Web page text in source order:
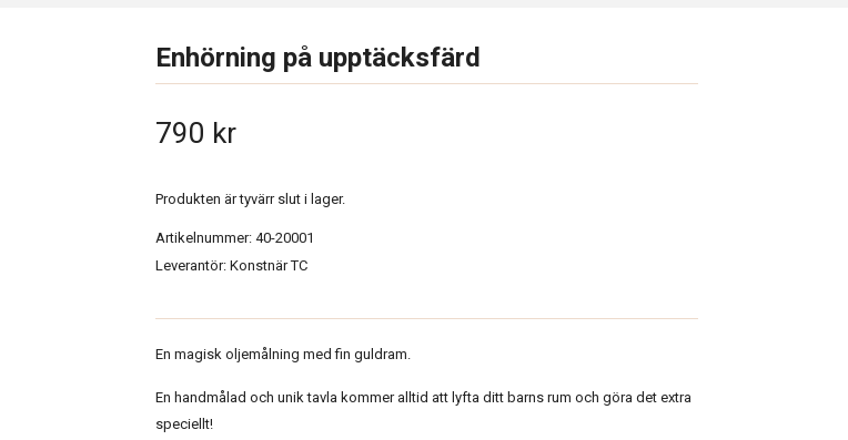
Enhörning på upptäcksfärd
790 kr
Produkten är tyvärr slut i lager.
Artikelnummer: 40-20001
Leverantör: Konstnär TC
En magisk oljemålning med fin guldram.
En handmålad och unik tavla kommer alltid att lyfta ditt barns rum och göra det extra
speciellt!